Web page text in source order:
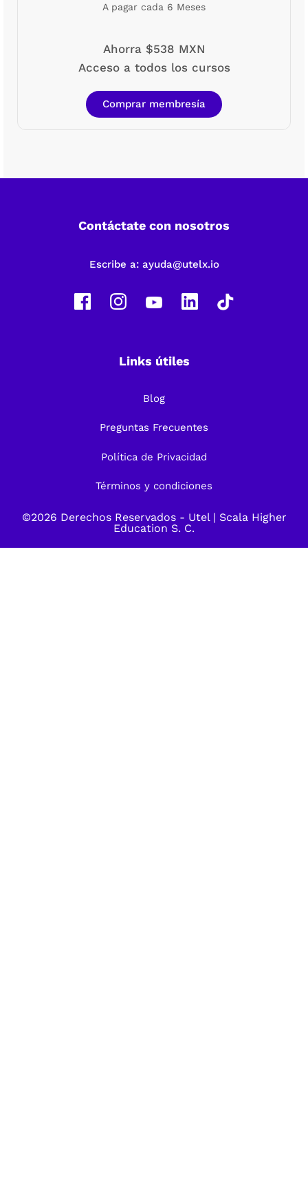
A pagar cada 6 Meses
Ahorra $538 MXN
Acceso a todos los cursos
Comprar membresía
Contáctate con nosotros
Escribe a: ayuda@utelx.io
Links útiles
Blog
Preguntas Frecuentes
Política de Privacidad
Términos y condiciones
©2026 Derechos Reservados - Utel | Scala Higher
Education S. C.